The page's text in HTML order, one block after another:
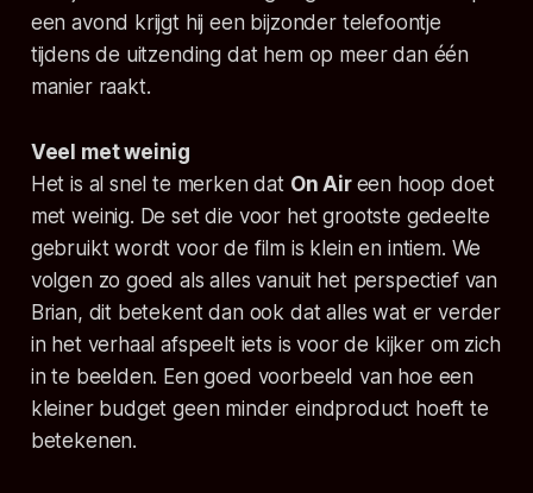
een avond krijgt hij een bijzonder telefoontje
tijdens de uitzending dat hem op meer dan één
manier raakt.
Veel met weinig
Het is al snel te merken dat On Air een hoop doet
met weinig. De set die voor het grootste gedeelte
gebruikt wordt voor de film is klein en intiem. We
volgen zo goed als alles vanuit het perspectief van
Brian, dit betekent dan ook dat alles wat er verder
in het verhaal afspeelt iets is voor de kijker om zich
in te beelden. Een goed voorbeeld van hoe een
kleiner budget geen minder eindproduct hoeft te
betekenen.